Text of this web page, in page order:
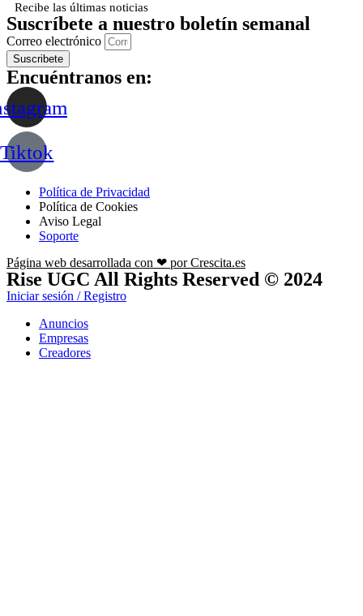
Recibe las últimas noticias
Suscríbete a nuestro boletín semanal
Correo electrónico
Suscribete
Encuéntranos en:
Tiktok
Política de Privacidad
Política de Cookies
Aviso Legal
Soporte
Página web desarrollada con ❤ por Crescita.es
Rise UGC All Rights Reserved © 2024
Iniciar sesión / Registro
Anuncios
Empresas
Creadores